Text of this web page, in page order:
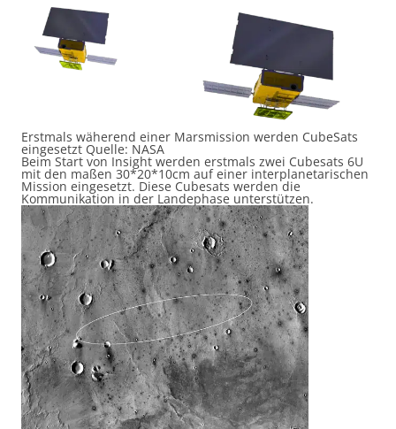
Erstmals wäherend einer Marsmission werden CubeSats
eingesetzt Quelle: NASA
Beim Start von Insight werden erstmals zwei Cubesats 6U
mit den maßen 30*20*10cm auf einer interplanetarischen
Mission eingesetzt. Diese Cubesats werden die
Kommunikation in der Landephase unterstützen.